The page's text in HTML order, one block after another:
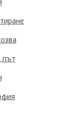
път